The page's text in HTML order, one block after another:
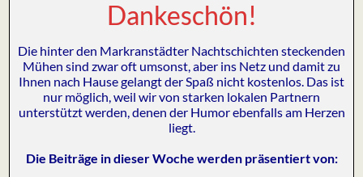
dieses ersten Tages meinen Schließmuskel
Betreten der Waage fest auf der Null
verharrt. Mehr noch: Im Geiste sehe ich, wie
sich die Skala sogar leicht in den
Minusbereich neigt, nachdem ich kurz
Das Entsetzen ist geradezu schier, als sich
Dankeschön!
Die hinter den Markranstädter Nachtschichten steckenden
Mühen sind zwar oft umsonst, aber ins Netz und damit zu
Ihnen nach Hause gelangt der Spaß nicht kostenlos. Das ist
nur möglich, weil wir von starken lokalen Partnern
unterstützt werden, denen der Humor ebenfalls am Herzen
liegt.
Die Beiträge in dieser Woche werden präsentiert von: